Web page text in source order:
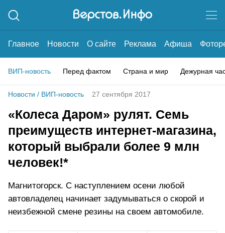
Главное Новости О сайте Реклама Афиша
ВИП-новость Перед фактом Страна и мир Дежурная
Новости / ВИП-новость 27 сентября 2017
«Колеса Даром» рулят. Семь
преимуществ интернет-магазина,
который выбрали более 9 млн
человек!*
Магнитогорск. С наступлением осени любой
автовладелец начинает задумываться о скорой и
неизбежной смене резины на своем автомобиле.